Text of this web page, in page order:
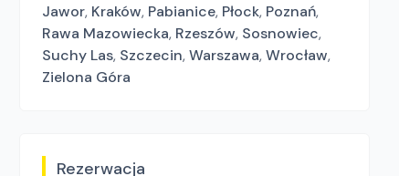
Jawor, Kraków, Pabianice, Płock, Poznań,
Rawa Mazowiecka, Rzeszów, Sosnowiec,
Suchy Las, Szczecin,Warszawa,Wrocław,
Zielona Góra
Rezerwacja